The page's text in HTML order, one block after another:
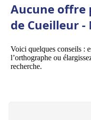
Aucune offre
de Cueilleur -
Voici quelques conseils :
l’orthographe ou
recherche.